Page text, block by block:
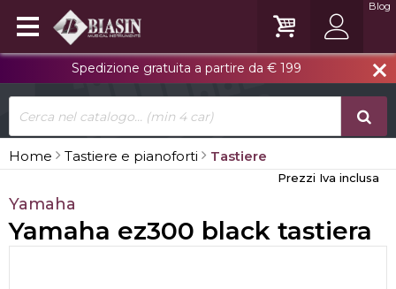
close
Spedizione gratuita a partire da € 199
Blog
Home Tastiere e pianoforti Tastiere
Prezzi Iva inclusa
Yamaha
Yamaha ez300 black tastiera